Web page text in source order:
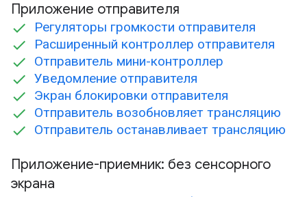
Приложение отправителя
Регуляторы громкости отправителя
Расширенный контроллер отправителя
Отправитель мини-контроллер
Уведомление отправителя
Экран блокировки отправителя
Отправитель возобновляет трансляцию
Отправитель останавливает трансляцию
Приложение-приемник: без сенсорного
экрана